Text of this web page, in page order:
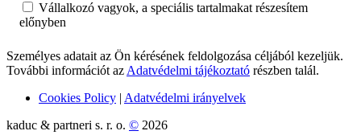
Vállalkozó vagyok, a speciális tartalmakat részesítem
előnyben
Személyes adatait az Ön kérésének feldolgozása céljából kezeljük.
További információt az Adatvédelmi tájékoztató részben talál.
Cookies Policy | Adatvédelmi irányelvek
kaduc & partneri s. r. o. © 2026